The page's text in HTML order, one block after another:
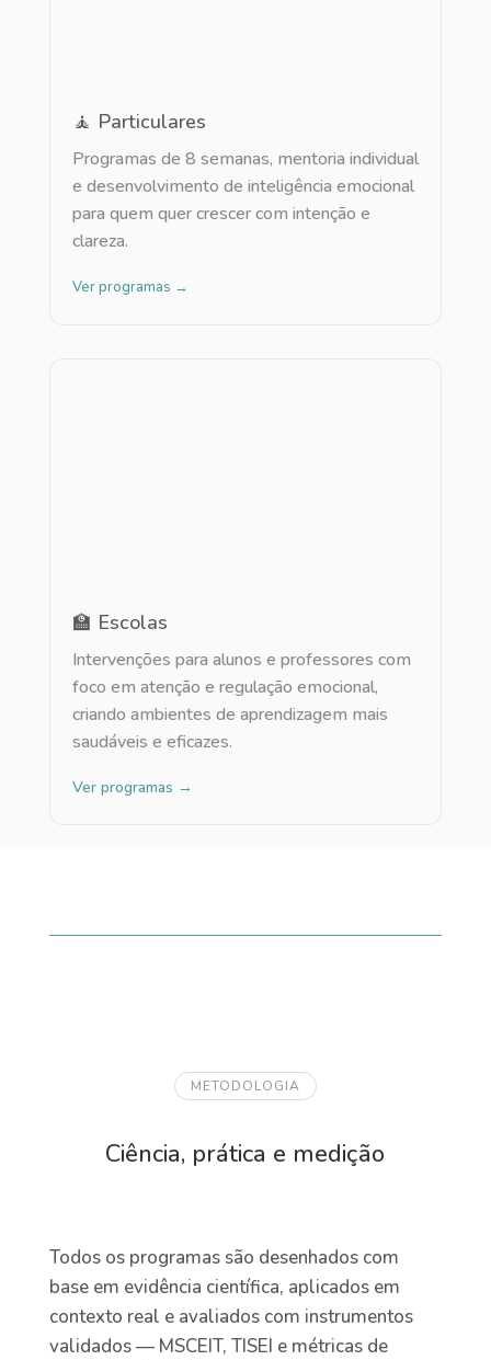
🧘 Particulares
Programas de 8 semanas, mentoria individual
e desenvolvimento de inteligência emocional
para quem quer crescer com intenção e
clareza.
Ver programas →
🏫 Escolas
Intervenções para alunos e professores com
foco em atenção e regulação emocional,
criando ambientes de aprendizagem mais
saudáveis e eficazes.
Ver programas →
METODOLOGIA
Ciência, prática e medição
Todos os programas são desenhados com
base em evidência científica, aplicados em
contexto real e avaliados com instrumentos
validados — MSCEIT, TISEI e métricas de